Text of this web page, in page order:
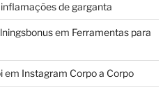
de garganta
em Ferramentas para
em Instagram Corpo a Corpo